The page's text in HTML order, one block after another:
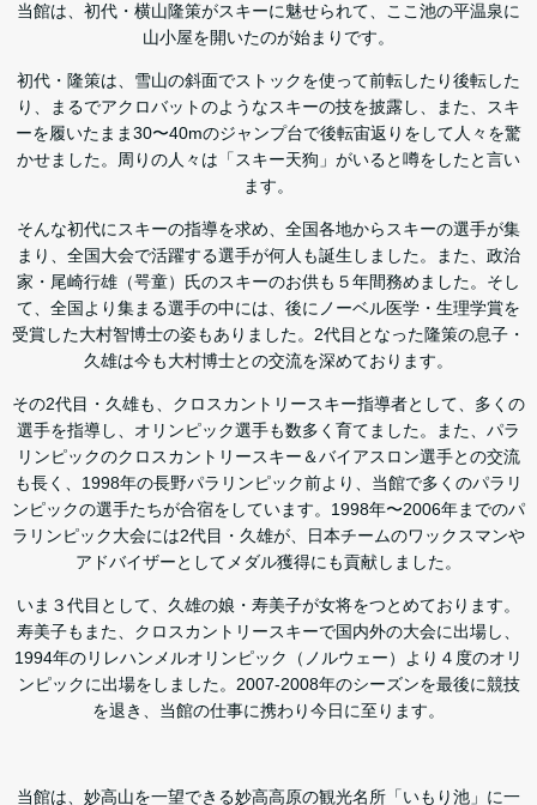
当館は、初代・横山隆策がスキーに魅せられて、ここ池の平温泉に
山小屋を開いたのが始まりです。
初代・隆策は、雪山の斜面でストックを使って前転したり後転した
り、まるでアクロバットのようなスキーの技を披露し、また、スキ
ーを履いたまま30〜40mのジャンプ台で後転宙返りをして人々を驚
かせました。周りの人々は「スキー天狗」がいると噂をしたと言い
ます。
そんな初代にスキーの指導を求め、全国各地からスキーの選手が集
まり、全国大会で活躍する選手が何人も誕生しました。また、政治
家・尾崎行雄（咢童）氏のスキーのお供も５年間務めました。そし
て、全国より集まる選手の中には、後にノーベル医学・生理学賞を
受賞した大村智博士の姿もありました。2代目となった隆策の息子・
久雄は今も大村博士との交流を深めております。
その2代目・久雄も、クロスカントリースキー指導者として、多くの
選手を指導し、オリンピック選手も数多く育てました。また、パラ
リンピックのクロスカントリースキー＆バイアスロン選手との交流
も長く、1998年の長野パラリンピック前より、当館で多くのパラリ
ンピックの選手たちが合宿をしています。1998年〜2006年までのパ
ラリンピック大会には2代目・久雄が、日本チームのワックスマンや
アドバイザーとしてメダル獲得にも貢献しました。
いま３代目として、久雄の娘・寿美子が女将をつとめております。
寿美子もまた、クロスカントリースキーで国内外の大会に出場し、
1994年のリレハンメルオリンピック（ノルウェー）より４度のオリ
ンピックに出場をしました。2007-2008年のシーズンを最後に競技
を退き、当館の仕事に携わり今日に至ります。
当館は、妙高山を一望できる妙高高原の観光名所「いもり池」に一